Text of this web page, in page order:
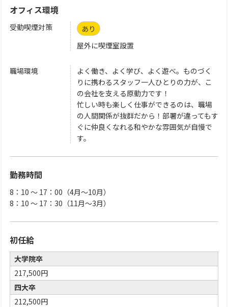
オフィス環境
受動喫煙対策
あり
屋外に喫煙室設置
職場環境
よく働き、よく学び、よく遊べ。ものづく
りに携わるスタッフ一人ひとりの力が、こ
の会社を支える原動力です！
忙しい時も楽しく仕事ができるのは、職場
の人間関係が抜群だから！部署が違ってもす
ぐに仲良くなれる和やかな雰囲気が自慢で
す。
勤務時間
8：10 ～ 17：00（4月～10月）
8：10 ～ 17：30（11月～3月）
初任給
大学院卒
217,500円
四大卒
212,500円